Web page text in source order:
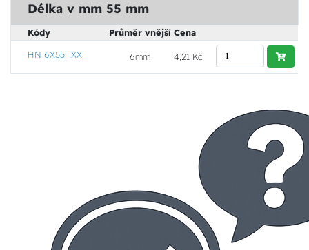
Délka v mm 55 mm
Kódy Průměr vnější Cena
HN 6X55_XX
6mm 4,21 Kč